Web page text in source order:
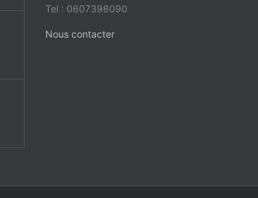
Tel : 0607398090
Nous contacter